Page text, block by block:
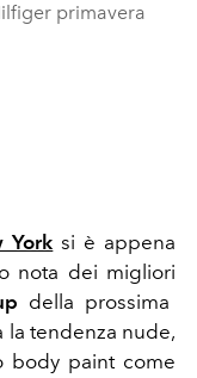
primavera
York si è appena
nota dei migliori
della prossima
la tendenza nude,
body paint come